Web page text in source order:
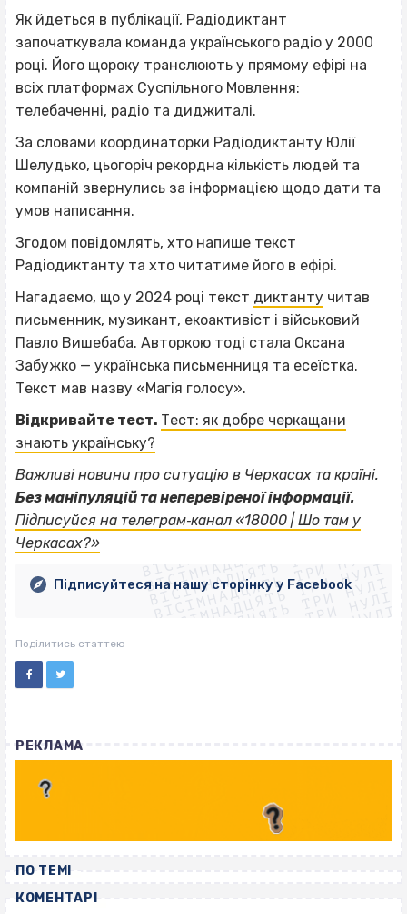
Як йдеться в публікації, Радіодиктант
започаткувала команда українського радіо у 2000
році. Його щороку транслюють у прямому ефірі на
всіх платформах Суспільного Мовлення:
телебаченні, радіо та диджиталі.
За словами координаторки Радіодиктанту Юлії
Шелудько, цьогоріч рекордна кількість людей та
компаній звернулись за інформацією щодо дати та
умов написання.
Згодом повідомлять, хто напише текст
Радіодиктанту та хто читатиме його в ефірі.
Нагадаємо, що у 2024 році текст диктанту читав
письменник, музикант, екоактивіст і військовий
Павло Вишебаба. Авторкою тоді стала Оксана
Забужко — українська письменниця та есеїстка.
Текст мав назву «Магія голосу».
Відкривайте тест. Тест: як добре черкащани
знають українську?
Важливі новини про ситуацію в Черкасах та країні.
Без маніпуляцій та неперевіреної інформації.
Підписуйся на телеграм‐канал «18000 | Шо там у
Черкасах?»
ВІСІМНАДЦЯТЬ ТРИ НУЛІ
ВІСІМНАДЦЯТЬ ТРИ НУЛІ
ВІСІМНАДЦЯТЬ ТРИ НУЛІ
ВІСІМНАДЦЯТЬ ТРИ НУЛІ
ВІСІМНАДЦЯТЬ ТРИ НУЛІ
ВІСІМНАДЦЯТЬ ТРИ НУЛІ
ВІСІМНАДЦЯТЬ ТРИ НУЛІ
ВІСІМНАДЦЯТЬ ТРИ НУЛІ
Підписуйтеся на нашу сторінку у Facebook
Поділитись статтею
РЕКЛАМА
ПО ТЕМІ
КОМЕНТАРІ